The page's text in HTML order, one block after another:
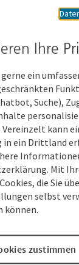
Qualität. Die
Ihre
ein
Suche),
Vereinzelt kann
ein Drittland
Mit
die Sie
selbst
können.
zustimmen